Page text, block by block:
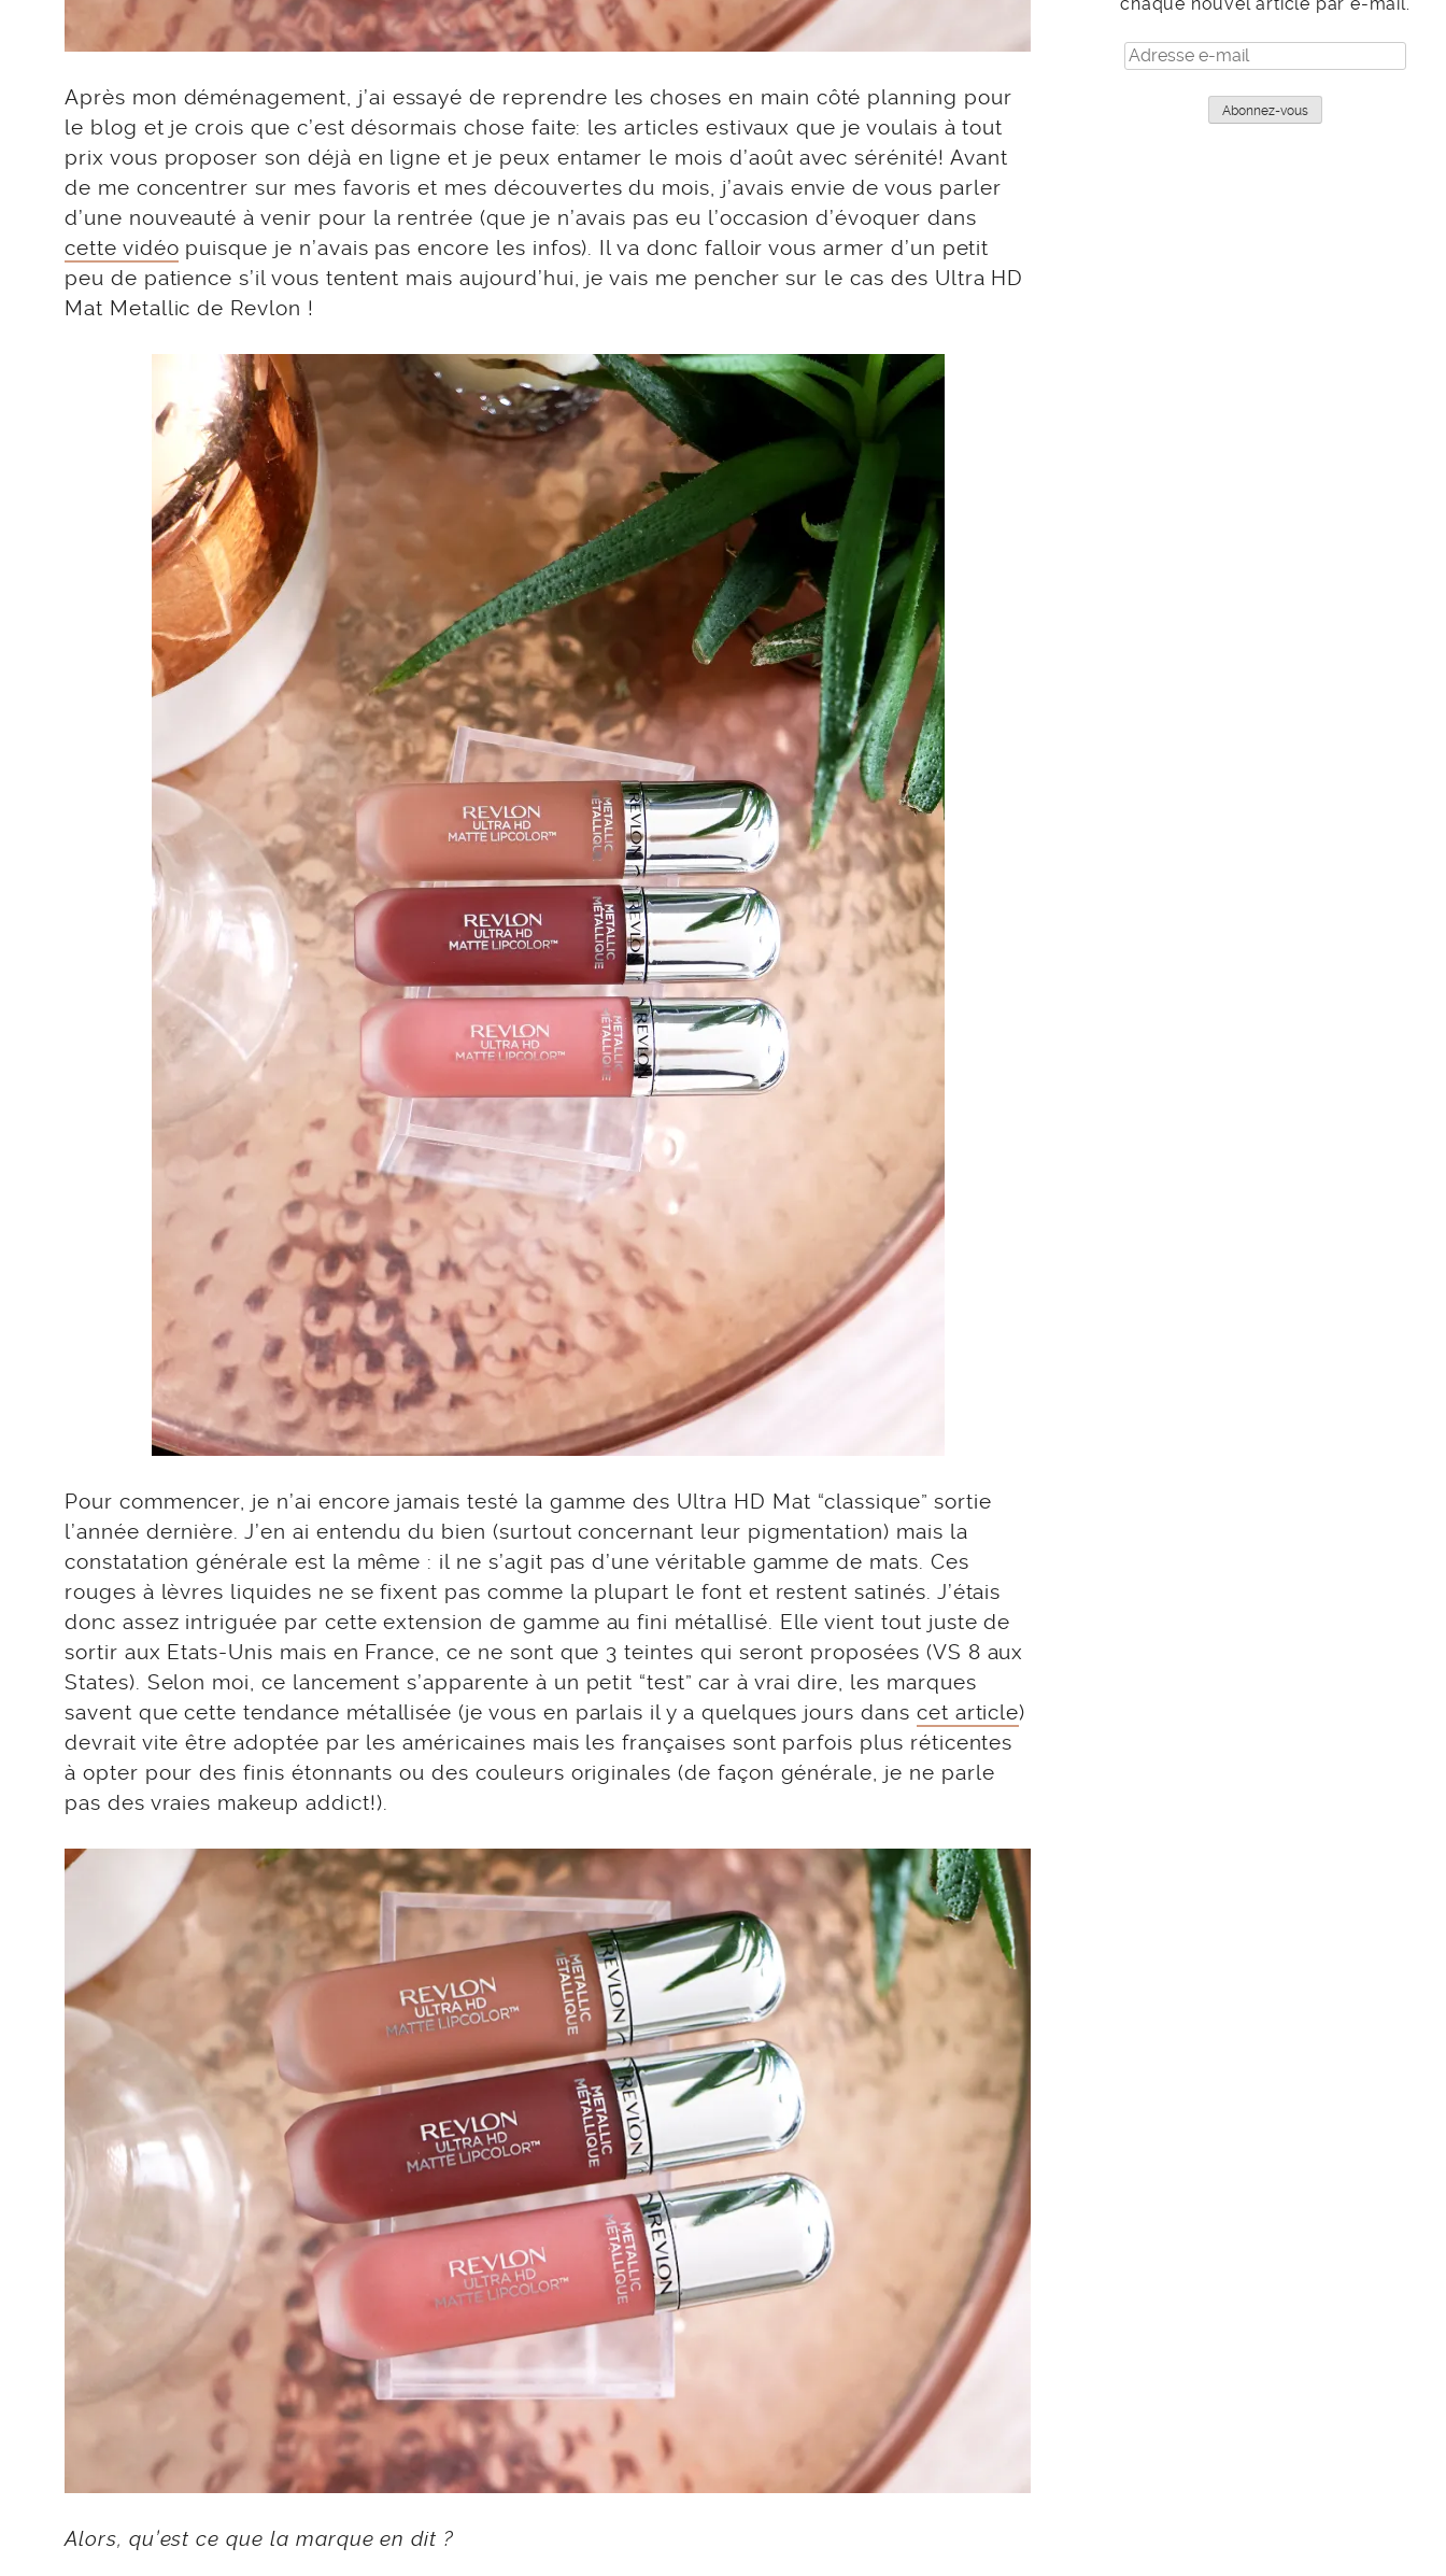
Après mon déménagement, j’ai essayé de reprendre les choses en main côté planning pour
le blog et je crois que c’est désormais chose faite: les articles estivaux que je voulais à tout
prix vous proposer son déjà en ligne et je peux entamer le mois d’août avec sérénité! Avant
de me concentrer sur mes favoris et mes découvertes du mois, j’avais envie de vous parler
d’une nouveauté à venir pour la rentrée (que je n’avais pas eu l’occasion d’évoquer dans
cette vidéo puisque je n’avais pas encore les infos). Il va donc falloir vous armer d’un petit
peu de patience s’il vous tentent mais aujourd’hui, je vais me pencher sur le cas des Ultra HD
Mat Metallic de Revlon !
Pour commencer, je n’ai encore jamais testé la gamme des Ultra HD Mat “classique” sortie
l’année dernière. J’en ai entendu du bien (surtout concernant leur pigmentation) mais la
constatation générale est la même : il ne s’agit pas d’une véritable gamme de mats. Ces
rouges à lèvres liquides ne se fixent pas comme la plupart le font et restent satinés. J’étais
donc assez intriguée par cette extension de gamme au fini métallisé. Elle vient tout juste de
sortir aux Etats-Unis mais en France, ce ne sont que 3 teintes qui seront proposées (VS 8 aux
States). Selon moi, ce lancement s’apparente à un petit “test” car à vrai dire, les marques
savent que cette tendance métallisée (je vous en parlais il y a quelques jours dans cet article)
devrait vite être adoptée par les américaines mais les françaises sont parfois plus réticentes
à opter pour des finis étonnants ou des couleurs originales (de façon générale, je ne parle
pas des vraies makeup addict!).
Alors, qu’est ce que la marque en dit ?
Adresse
e-
Abonnez-vous